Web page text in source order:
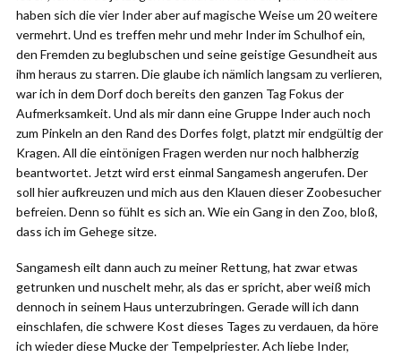
haben sich die vier Inder aber auf magische Weise um 20 weitere
vermehrt. Und es treffen mehr und mehr Inder im Schulhof ein,
den Fremden zu beglubschen und seine geistige Gesundheit aus
ihm heraus zu starren. Die glaube ich nämlich langsam zu verlieren,
war ich in dem Dorf doch bereits den ganzen Tag Fokus der
Aufmerksamkeit. Und als mir dann eine Gruppe Inder auch noch
zum Pinkeln an den Rand des Dorfes folgt, platzt mir endgültig der
Kragen. All die eintönigen Fragen werden nur noch halbherzig
beantwortet. Jetzt wird erst einmal Sangamesh angerufen. Der
soll hier aufkreuzen und mich aus den Klauen dieser Zoobesucher
befreien. Denn so fühlt es sich an. Wie ein Gang in den Zoo, bloß,
dass ich im Gehege sitze.
Sangamesh eilt dann auch zu meiner Rettung, hat zwar etwas
getrunken und nuschelt mehr, als das er spricht, aber weiß mich
dennoch in seinem Haus unterzubringen. Gerade will ich dann
einschlafen, die schwere Kost dieses Tages zu verdauen, da höre
ich wieder diese Mucke der Tempelpriester. Ach liebe Inder,